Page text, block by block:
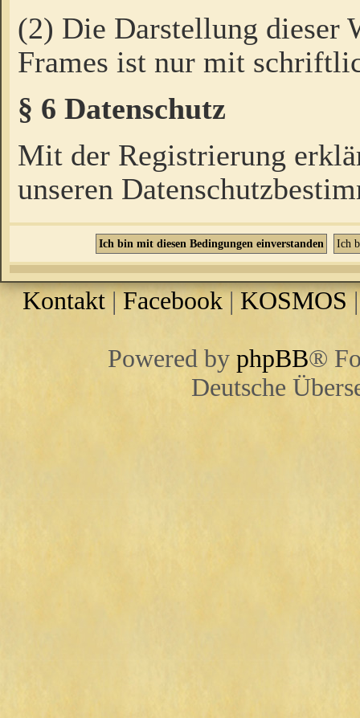
(2) Die Darstellung dieser
Frames ist nur mit
§ 6 Datenschutz
Mit der Registrierung
unseren
Kontakt |Facebook | KOSMOS
Powered by phpBB®
Deutsche